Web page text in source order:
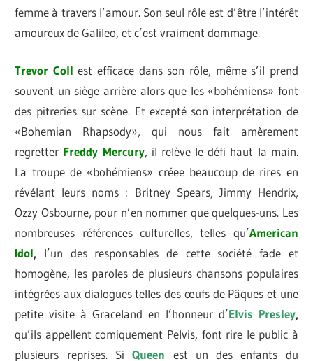
femme à travers l’amour. Son seul rôle est d’être l’intérêt
amoureux de Galileo, et c’est vraiment dommage.
Trevor Coll est efficace dans son rôle, même s’il prend
souvent un siège arrière alors que les «bohémiens» font
des pitreries sur scène. Et excepté son interprétation de
«Bohemian Rhapsody», qui nous fait amèrement
regretter Freddy Mercury, il relève le défi haut la main.
La troupe de «bohémiens» créee beaucoup de rires en
révélant leurs noms : Britney Spears, Jimmy Hendrix,
Ozzy Osbourne, pour n’en nommer que quelques-uns. Les
nombreuses références culturelles, telles qu’American
Idol, l’un des responsables de cette société fade et
homogène, les paroles de plusieurs chansons populaires
intégrées aux dialogues telles des œufs de Pâques et une
petite visite à Graceland en l’honneur d’Elvis Presley,
qu’ils appellent comiquement Pelvis, font rire le public à
plusieurs reprises. SiQueen est un des enfants du